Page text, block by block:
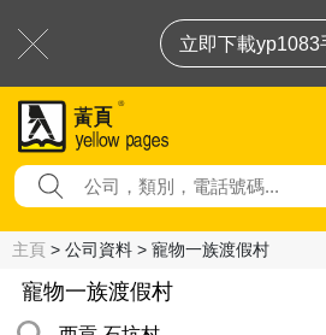
立即下載yp1083
主頁 > 公司資料 > 寵物一族渡假村
寵物一族渡假村